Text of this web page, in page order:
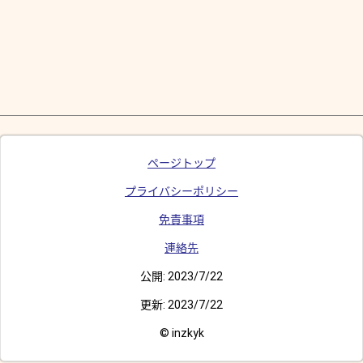
ページトップ
プライバシーポリシー
免責事項
連絡先
公開: 2023/7/22
更新: 2023/7/22
© inzkyk